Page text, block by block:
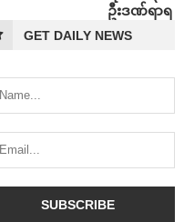
ဦးဒဏ်ရာရ
GET DAILY NEWS